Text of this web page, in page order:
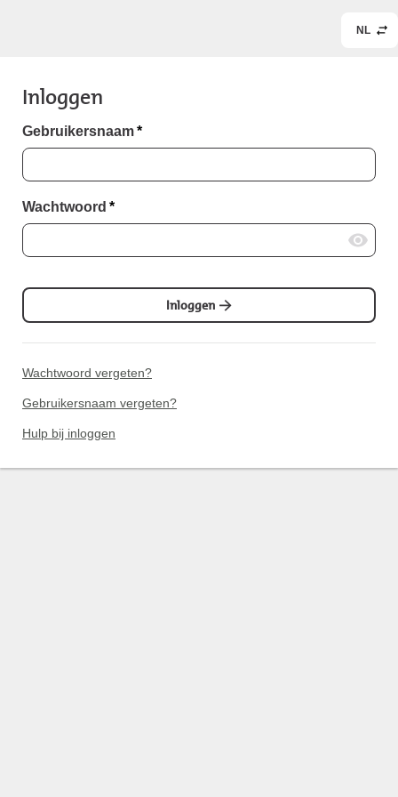
NL
Inloggen
Gebruikersnaam*
Wachtwoord *
Inloggen
Wachtwoord vergeten?
Gebruikersnaam vergeten?
Hulp bij inloggen